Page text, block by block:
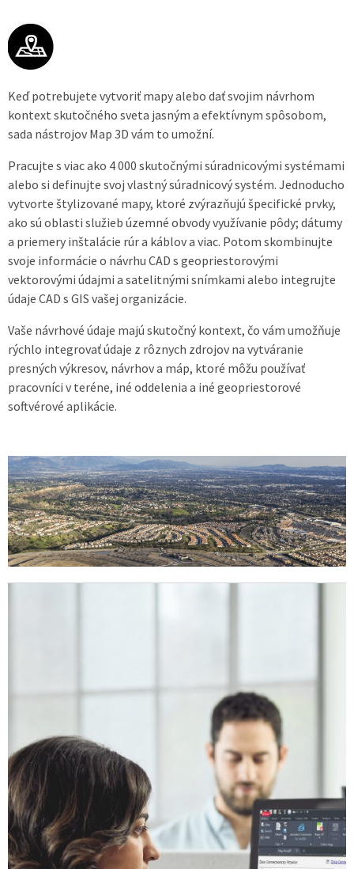
Keď potrebujete vytvoriť mapy alebo dať svojim návrhom
kontext skutočného sveta jasným a efektívnym spôsobom,
sada nástrojov Map 3D vám to umožní.
Pracujte s viac ako 4 000 skutočnými súradnicovými systémami
alebo si definujte svoj vlastný súradnicový systém. Jednoducho
vytvorte štylizované mapy, ktoré zvýrazňujú špecifické prvky,
ako sú oblasti služieb územné obvody využívanie pôdy; dátumy
a priemery inštalácie rúr a káblov a viac. Potom skombinujte
svoje informácie o návrhu CAD s geopriestorovými
vektorovými údajmi a satelitnými snímkami alebo integrujte
údaje CAD s GIS vašej organizácie.
Vaše návrhové údaje majú skutočný kontext, čo vám umožňuje
rýchlo integrovať údaje z rôznych zdrojov na vytváranie
presných výkresov, návrhov a máp, ktoré môžu používať
pracovníci v teréne, iné oddelenia a iné geopriestorové
softvérové aplikácie.